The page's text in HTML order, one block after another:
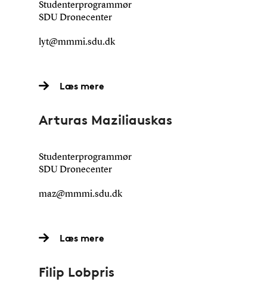
Studenterprogrammør
SDU Dronecenter
lyt@mmmi.sdu.dk
Læs mere
Arturas Maziliauskas
Studenterprogrammør
SDU Dronecenter
maz@mmmi.sdu.dk
Læs mere
Filip Lobpris